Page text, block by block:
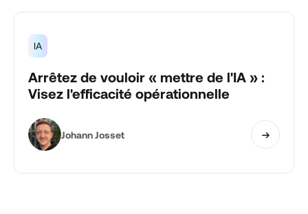
IA
Arrêtez de vouloir « mettre de l'IA » :
Visez l'efficacité opérationnelle
Johann Josset